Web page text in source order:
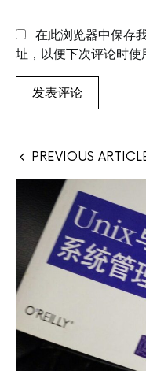
在此浏览器中保存
址，以便下次评论时使
PREVIOUS